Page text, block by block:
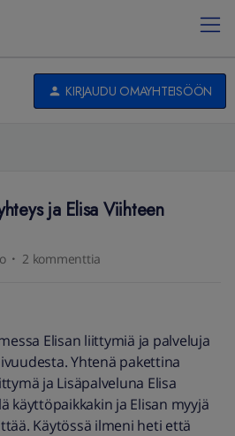
KIRJAUDU OMAYHTEISÖÖN
ja Elisa Viihteen
2 kommenttia
Elisan liittymiä ja palveluja
Yhtenä pakettina
ja Lisäpalveluna Elisa
käyttöpaikkakin ja Elisan myyjä
Käytössä ilmeni heti että